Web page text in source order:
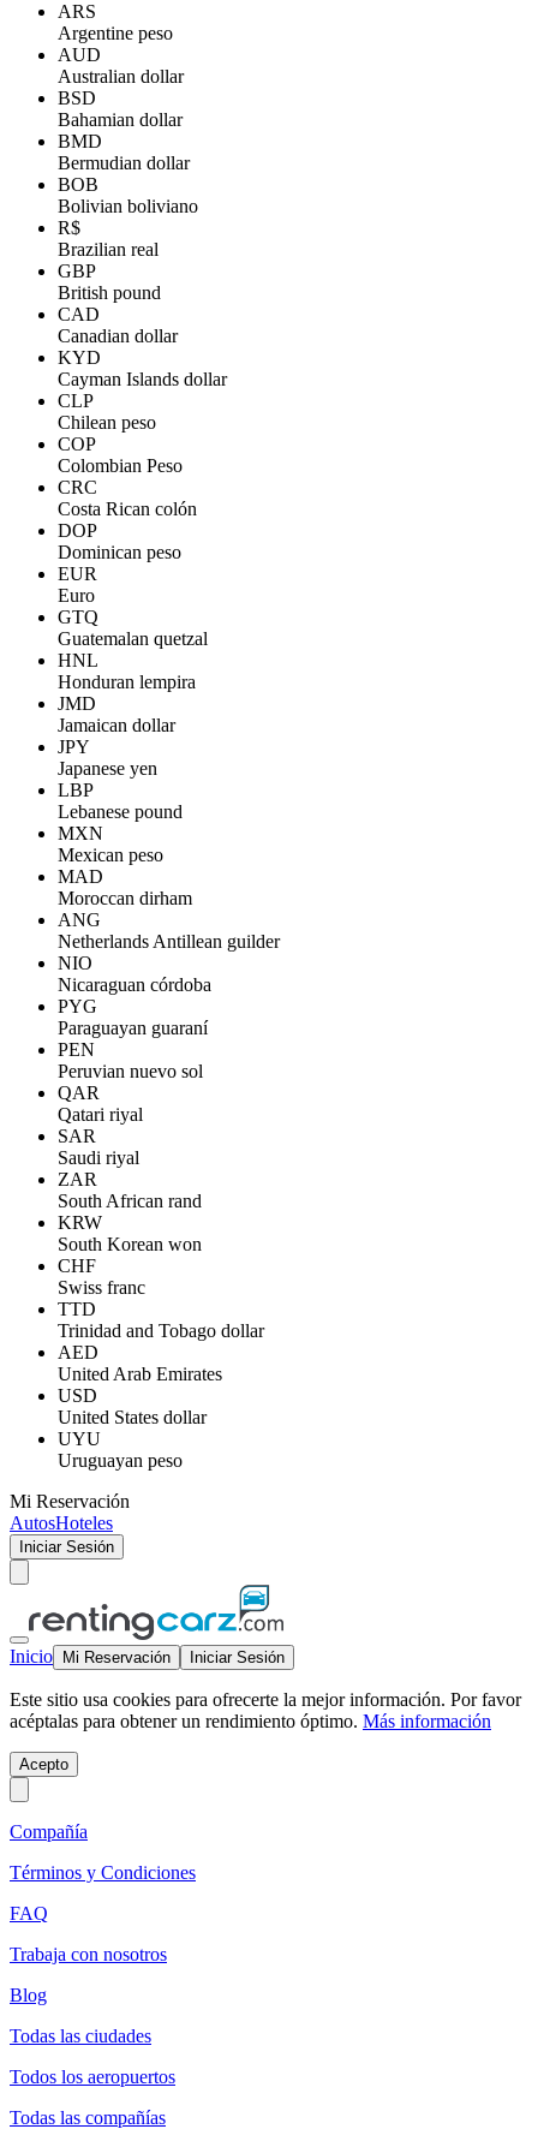
ARS
Argentine peso
AUD
Australian dollar
BSD
Bahamian dollar
BMD
Bermudian dollar
BOB
Bolivian boliviano
R$
Brazilian real
GBP
British pound
CAD
Canadian dollar
KYD
Cayman Islands dollar
CLP
Chilean peso
COP
Colombian Peso
CRC
Costa Rican colón
DOP
Dominican peso
EUR
Euro
GTQ
Guatemalan quetzal
HNL
Honduran lempira
JMD
Jamaican dollar
JPY
Japanese yen
LBP
Lebanese pound
MXN
Mexican peso
MAD
Moroccan dirham
ANG
Netherlands Antillean guilder
NIO
Nicaraguan córdoba
PYG
Paraguayan guaraní
PEN
Peruvian nuevo sol
QAR
Qatari riyal
SAR
Saudi riyal
ZAR
South African rand
KRW
South Korean won
CHF
Swiss franc
TTD
Trinidad and Tobago dollar
AED
United Arab Emirates
USD
United States dollar
UYU
Uruguayan peso
Mi Reservación
AutosHoteles
Iniciar Sesión
Inicio Mi Reservación Iniciar Sesión
Este sitio usa cookies para ofrecerte la mejor información. Por favor
acéptalas para obtener un rendimiento óptimo. Más información
Acepto
Compañía
Términos y Condiciones
FAQ
Trabaja con nosotros
Blog
Todas las ciudades
Todos los aeropuertos
Todas las compañías